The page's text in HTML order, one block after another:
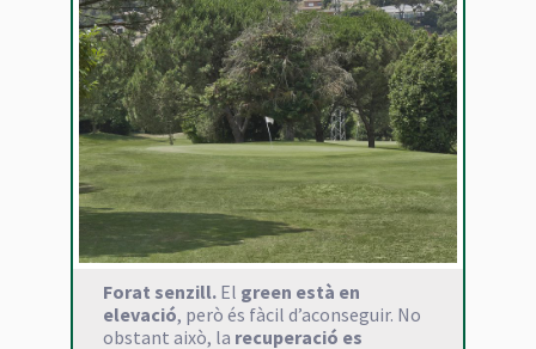
Forat senzill. El green està en
elevació, però és fàcil d’aconseguir. No
obstant això, la recuperació es